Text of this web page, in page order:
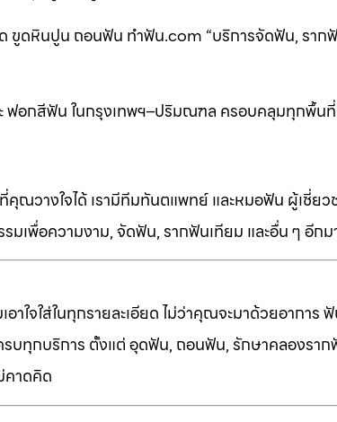
ขูดหินปูน ถอนฟัน ทำฟัน.com “บริการจัดฟัน, ราก
ฟอกสีฟัน ในกรุงเทพฯ–ปริมณฑล ครอบคลุมทุกพื้น
ณวางใจได้ เรามีทีมทันตแพทย์ และหมอฟัน ผู้เชี่ย
มเพื่อความงาม, จัดฟัน, รากฟันเทียม และอื่น ๆ อีก
าใจใส่ในทุกรายละเอียด ไม่ว่าคุณจะมาด้วยอาการ
บทุกบริการ ตั้งแต่ อุดฟัน, ถอนฟัน, รักษาคลองรา
คาดคิด